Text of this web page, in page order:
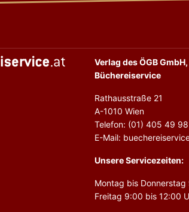
Verlag des ÖGB GmbH,
Büchereiservice
Rathausstraße 21
A-1010 Wien
Telefon: (01) 405 49
E-Mail:
Unsere Servicezeiten:
Montag bis
Freitag 9:00 bis 12:00